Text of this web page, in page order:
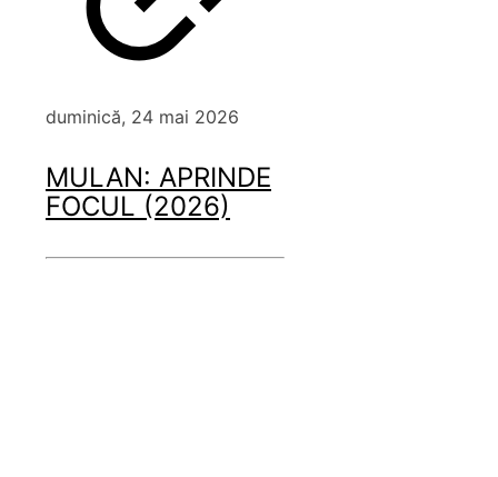
duminică, 24 mai 2026
MULAN: APRINDE
FOCUL (2026)